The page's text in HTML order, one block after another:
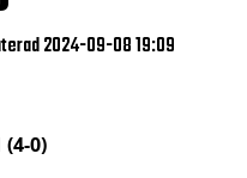
2024-09-08 19:09
0)